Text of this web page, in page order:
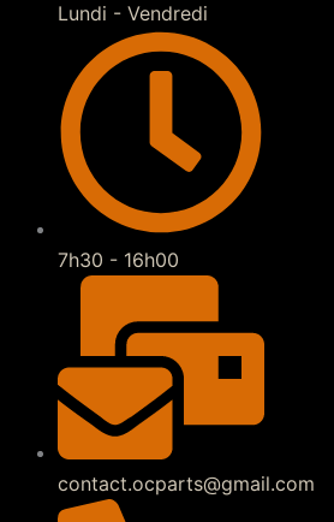
Lundi - Vendredi
7h30 - 16h00
contact.ocparts@gmail.com